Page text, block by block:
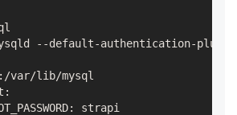
--default-authentication-
var/lib/mysql
strapi